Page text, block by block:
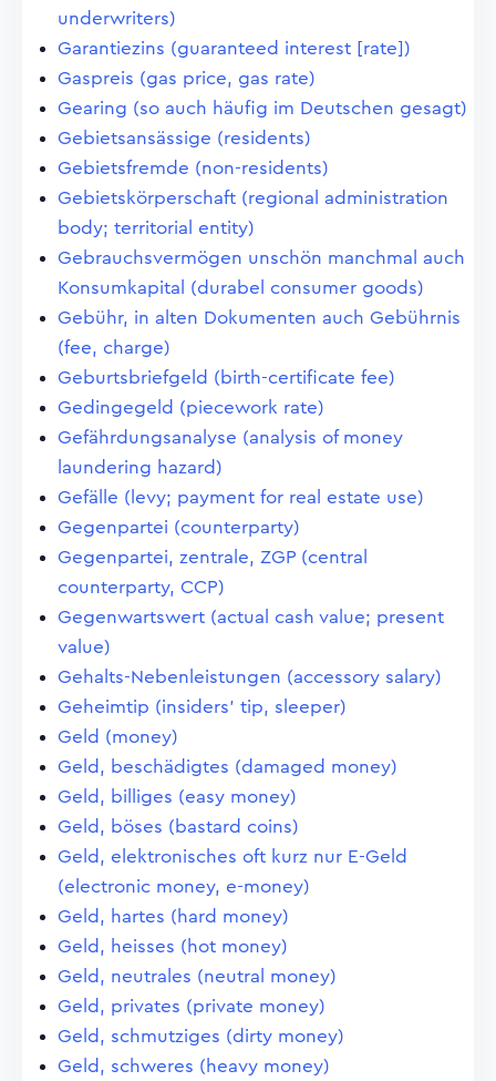
underwriters)
Garantiezins (guaranteed interest [rate])
Gaspreis (gas price, gas rate)
Gearing (so auch häufig im Deutschen gesagt)
Gebietsansässige (residents)
Gebietsfremde (non-residents)
Gebietskörperschaft (regional administration
body; territorial entity)
Gebrauchsvermögen unschön manchmal auch
Konsumkapital (durabel consumer goods)
Gebühr, in alten Dokumenten auch Gebührnis
(fee, charge)
Geburtsbriefgeld (birth-certificate fee)
Gedingegeld (piecework rate)
Gefährdungsanalyse (analysis of money
laundering hazard)
Gefälle (levy; payment for real estate use)
Gegenpartei (counterparty)
Gegenpartei, zentrale, ZGP (central
counterparty, CCP)
Gegenwartswert (actual cash value; present
value)
Gehalts-Nebenleistungen (accessory salary)
Geheimtip (insiders' tip, sleeper)
Geld (money)
Geld, beschädigtes (damaged money)
Geld, billiges (easy money)
Geld, böses (bastard coins)
Geld, elektronisches oft kurz nur E-Geld
(electronic money, e-money)
Geld, hartes (hard money)
Geld, heisses (hot money)
Geld, neutrales (neutral money)
Geld, privates (private money)
Geld, schmutziges (dirty money)
Geld, schweres (heavy money)